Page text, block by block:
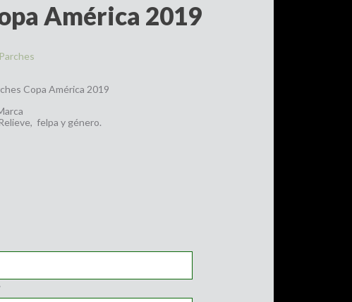
América 2019
Parches
Copa América 2019
felpa y género.